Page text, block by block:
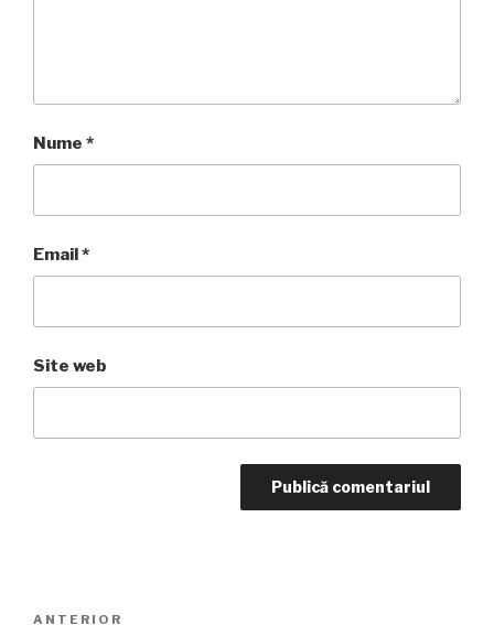
Nume *
Email*
Site web
Articolul
ANTERIOR